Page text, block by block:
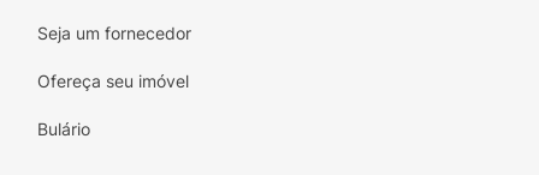
Seja um fornecedor
Ofereça seu imóvel
Bulário